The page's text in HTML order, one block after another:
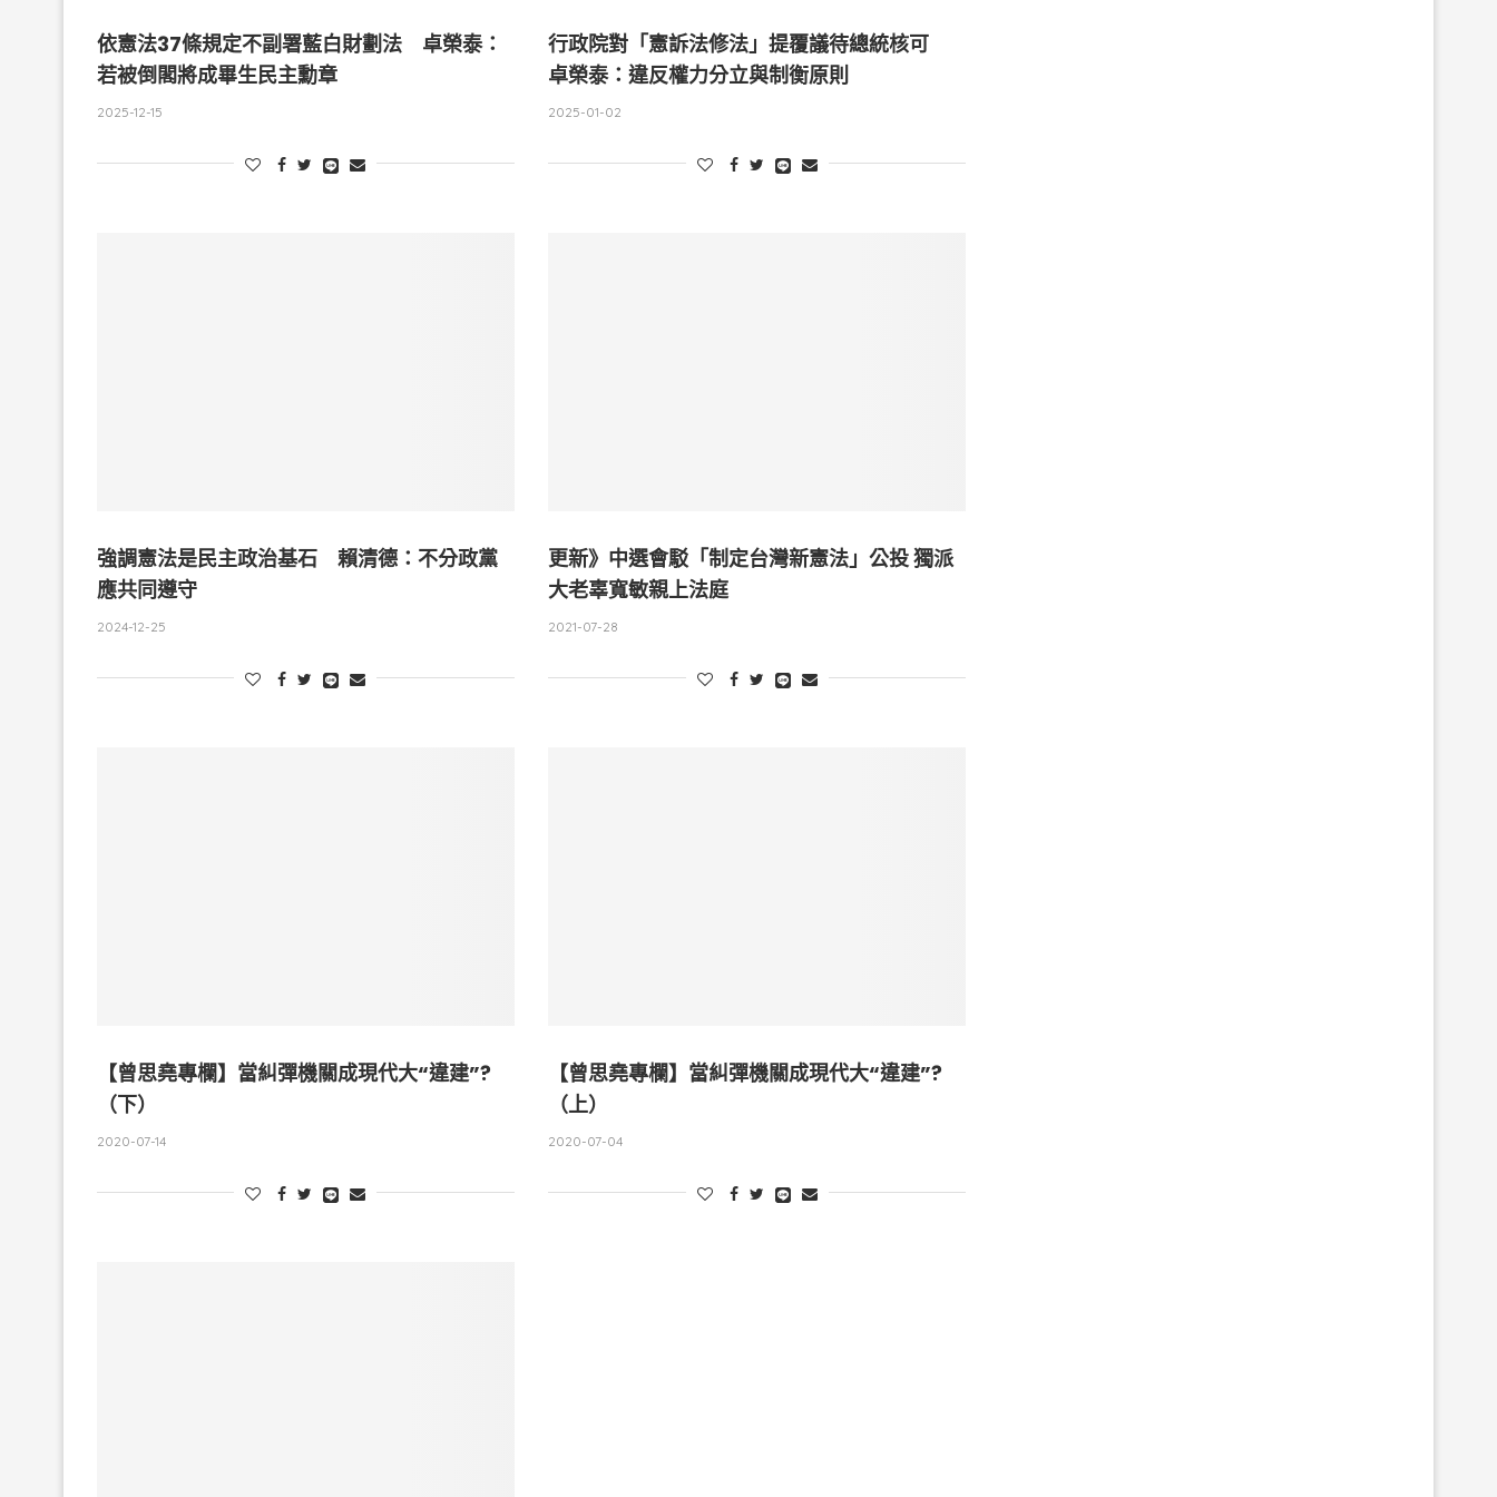
依憲法37條規定不副署藍白財劃法 卓榮泰：
若被倒閣將成畢生民主勳章
2025-12-15
行政院對「憲訴法修法」提覆議待總統核可
卓榮泰：違反權力分立與制衡原則
2025-01-02
強調憲法是民主政治基石 賴清德：不分政黨
應共同遵守
2024-12-25
更新》中選會駁「制定台灣新憲法」公投 獨派
大老辜寬敏親上法庭
2021-07-28
【曾思堯專欄】當糾彈機關成現代大“違建”?
（下）
2020-07-14
【曾思堯專欄】當糾彈機關成現代大“違建”?
（上）
2020-07-04